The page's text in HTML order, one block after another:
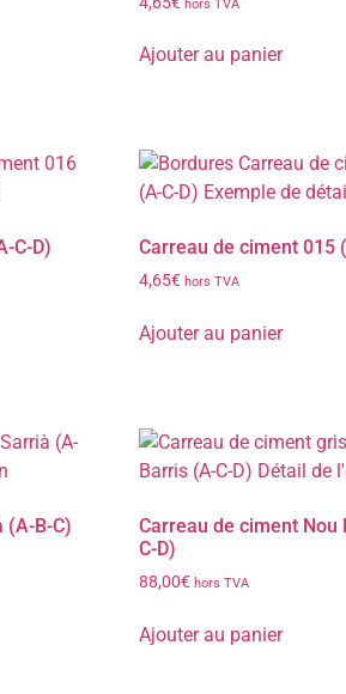
hors TVA
Ajouter au panier
C-D) Carreau de ciment 015
4,65€ hors TVA
Ajouter au panier
(A-B-C)
Carreau de ciment Nou
C-D)
88,00€ hors TVA
Ajouter au panier